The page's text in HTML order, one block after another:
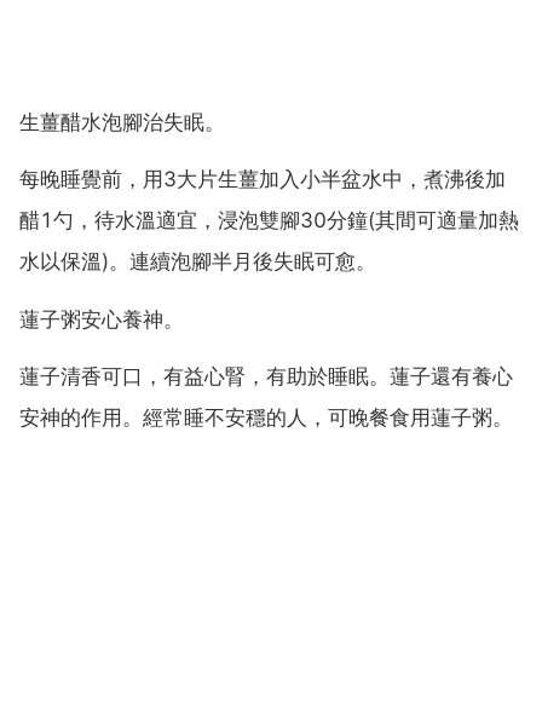
生薑醋水泡腳治失眠。
每晚睡覺前，用3大片生薑加入小半盆水中，煮沸後加
醋1勺，待水溫適宜，浸泡雙腳30分鐘(其間可適量加熱
水以保溫)。連續泡腳半月後失眠可愈。
蓮子粥安心養神。
蓮子清香可口，有益心腎，有助於睡眠。蓮子還有養心
安神的作用。經常睡不安穩的人，可晚餐食用蓮子粥。